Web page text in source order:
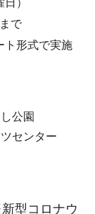
）
で
形式で実施
園
ター
人
型コロナウ